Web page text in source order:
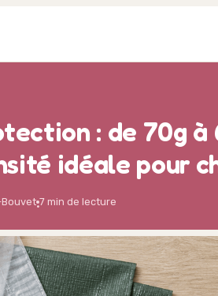
: de 70g
idéale pour
·7 min de lecture